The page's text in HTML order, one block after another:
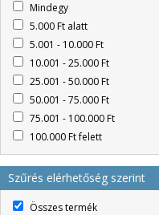
Mindegy
5.000 Ft alatt
5.001 - 10.000 Ft
10.001 - 25.000 Ft
25.001 - 50.000 Ft
50.001 - 75.000 Ft
75.001 - 100.000 Ft
100.000 Ft felett
Szűrés elérhetőség szerint
Összes termék